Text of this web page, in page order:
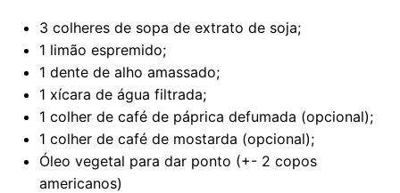
3 colheres de sopa de extrato de soja;
1 limão espremido;
1 dente de alho amassado;
1 xícara de água filtrada;
1 colher de café de páprica defumada (opcional);
1 colher de café de mostarda (opcional);
Óleo vegetal para dar ponto (+- 2 copos
americanos)